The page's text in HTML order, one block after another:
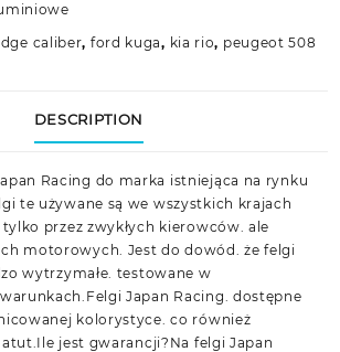
caliber, ford kuga, kia rio, peugeot 508
DESCRIPTION
Racing do marka istniejąca na rynku
te używane są we wszystkich krajach
przez zwykłych kierowców. ale
motorowych. Jest do dowód. że felgi
wytrzymałe. testowane w
Japan Racing. dostępne
kolorystyce. co również
jest gwarancji?Na felgi Japan